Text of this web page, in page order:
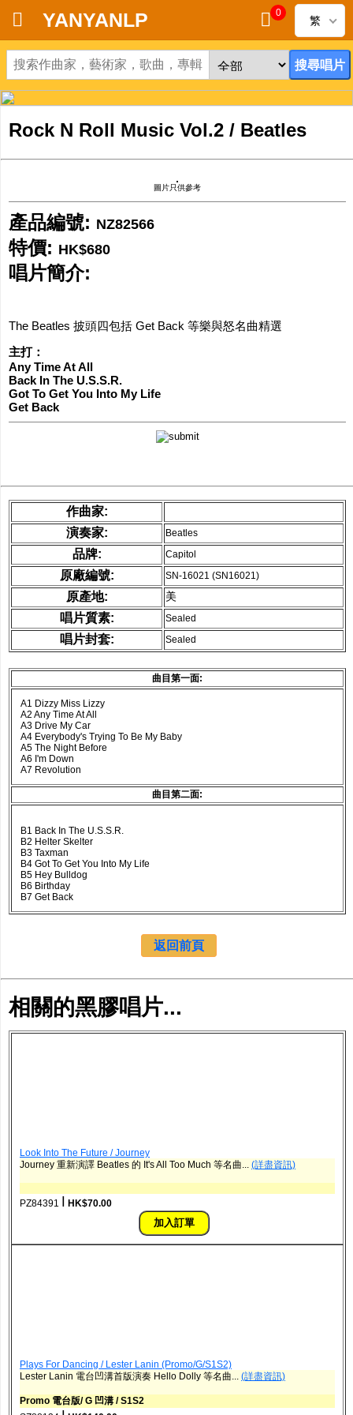
首頁
新到黑膠唱片
新到CD
CD
清貨
關於唱片
網購/發貨付運
聯糸我們
YANYANLP 0
繁
Rock N Roll Music Vol.2 / Beatles
圖片只供參考
產品編號: NZ82566
特價: HK$680
唱片簡介:
The Beatles 披頭四包括 Get Back 等樂與怒名曲精選
主打：
Any Time At All
Back In The U.S.S.R.
Got To Get You Into My Life
Get Back
作曲家:
演奏家:
Beatles
品牌: Capitol
原廠編號: SN-16021 (SN16021)
原產地: 美
唱片質素: Sealed
唱片封套: Sealed
曲目第一面:
A1 Dizzy Miss Lizzy
A2 Any Time At All
A3 Drive My Car
A4 Everybody's Trying To Be My Baby
A5 The Night Before
A6 I'm Down
A7 Revolution
曲目第二面:
B1 Back In The U.S.S.R.
B2 Helter Skelter
B3 Taxman
B4 Got To Get You Into My Life
B5 Hey Bulldog
B6 Birthday
B7 Get Back
返回前頁
相關的黑膠唱片...
Look Into The Future / Journey
Journey 重新演譯 Beatles 的 It's All Too Much 等名曲... (詳盡資訊)
PZ84391 HK$70.00
Plays For Dancing / Lester Lanin (Promo/G/S1S2)
Lester Lanin 電台凹溝首版演奏 Hello Dolly 等名曲... (詳盡資訊)
Promo 電台版/ G 凹溝 / S1S2